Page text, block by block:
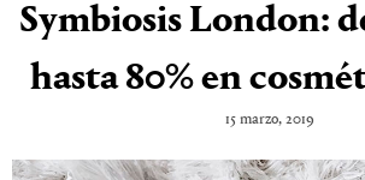
Symbiosis London:
hasta 80% en
15 marzo, 2019